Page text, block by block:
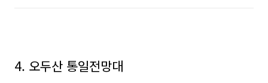
4. 오두산 통일전망대